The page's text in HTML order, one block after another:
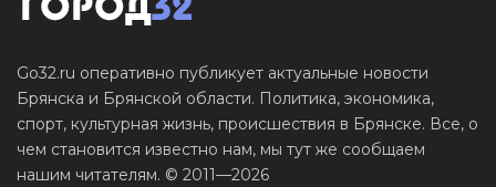
Go32.ru оперативно публикует актуальные новости
Брянска и Брянской области. Политика, экономика,
спорт, культурная жизнь, происшествия в Брянске. Все, о
чем становится известно нам, мы тут же сообщаем
нашим читателям. © 2011—2026